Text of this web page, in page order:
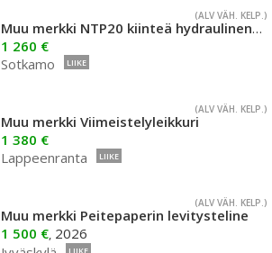
(ALV VÄH. KELP.)
Muu merkki NTP20 kiinteä hydraulinen pikakiinnike
1 260 €
Sotkamo
LIIKE
(ALV VÄH. KELP.)
Muu merkki Viimeistelyleikkuri
1 380 €
Lappeenranta
LIIKE
(ALV VÄH. KELP.)
Muu merkki Peitepaperin levitysteline
1 500 €, 2026